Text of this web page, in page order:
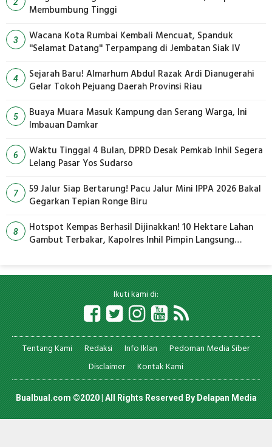
Membumbung Tinggi
3
Wacana Kota Rumbai Kembali Mencuat, Spanduk
''Selamat Datang'' Terpampang di Jembatan Siak IV
4
Sejarah Baru! Almarhum Abdul Razak Ardi Dianugerahi
Gelar Tokoh Pejuang Daerah Provinsi Riau
5
Buaya Muara Masuk Kampung dan Serang Warga, Ini
Imbauan Damkar
6
Waktu Tinggal 4 Bulan, DPRD Desak Pemkab Inhil Segera
Lelang Pasar Yos Sudarso
7
59 Jalur Siap Bertarung! Pacu Jalur Mini IPPA 2026 Bakal
Gegarkan Tepian Ronge Biru
8
Hotspot Kempas Berhasil Dijinakkan! 10 Hektare Lahan
Gambut Terbakar, Kapolres Inhil Pimpin Langsung
Ikuti kami di:
Tentang Kami Redaksi Info Iklan
Pedoman Media Siber
Disclaimer
Kontak Kami
Bualbual.com ©2020 | All Rights Reserved ByDelapan Media